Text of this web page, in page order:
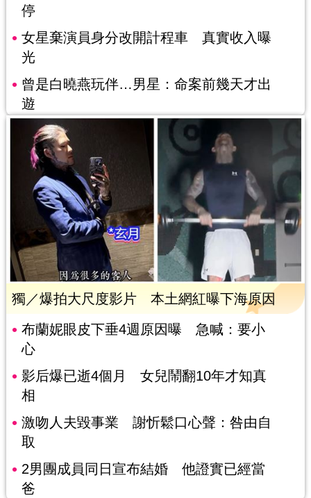
停
女星棄演員身分改開計程車 真實收入曝
光
曾是白曉燕玩伴…男星：命案前幾天才出
遊
獨／爆拍大尺度影片 本土網紅曝下海原因
布蘭妮眼皮下垂4週原因曝 急喊：要小
心
影后爆已逝4個月 女兒鬧翻10年才知真
相
激吻人夫毀事業 謝忻鬆口心聲：咎由自
取
2男團成員同日宣布結婚 他證實已經當
爸